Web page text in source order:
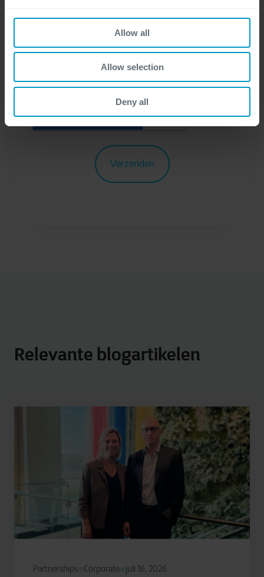
Allow all
Allow selection
Deny all
verwerking van uw persoonlijke gegevens,
privacyverklaring
Relevante blogartikelen
Partnerships Corporate juli 16, 2026